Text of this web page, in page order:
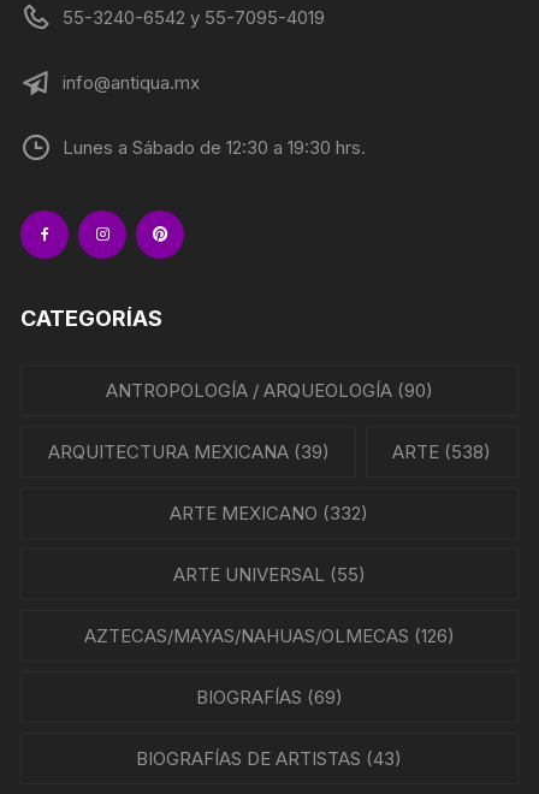
55-3240-6542 y 55-7095-4019
info@antiqua.mx
Lunes a Sábado de 12:30 a 19:30 hrs.
CATEGORÍAS
ANTROPOLOGÍA / ARQUEOLOGÍA(90)
ARQUITECTURA MEXICANA(39) ARTE (538)
ARTE MEXICANO (332)
ARTE UNIVERSAL (55)
AZTECAS/MAYAS/NAHUAS/OLMECAS (126)
BIOGRAFÍAS (69)
BIOGRAFÍAS DE ARTISTAS (43)